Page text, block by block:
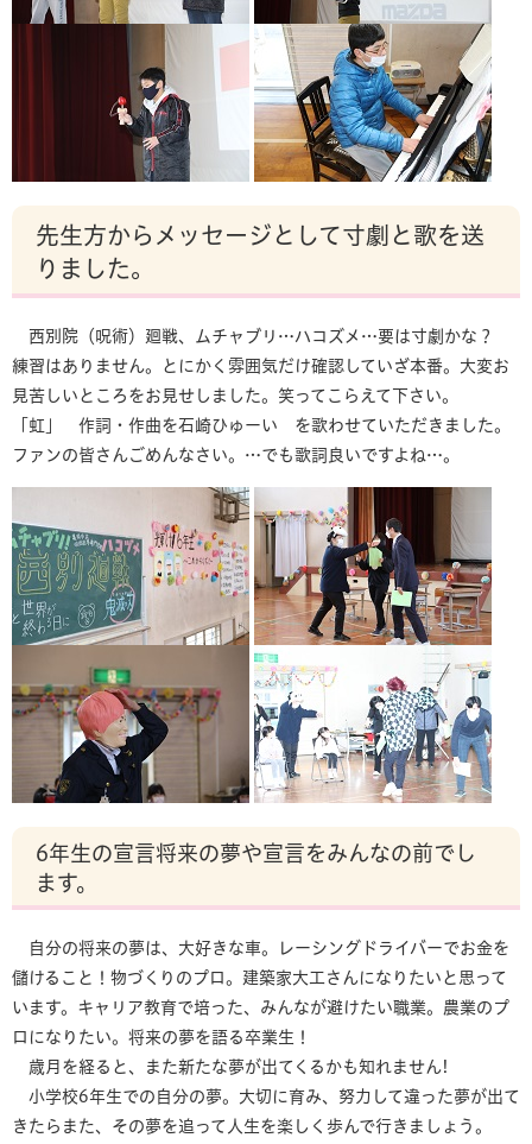
先生方からメッセージとして寸劇と歌を送
りました。
西別院（呪術）廻戦、ムチャブリ…ハコズメ…要は寸劇かな？
練習はありません。とにかく雰囲気だけ確認していざ本番。大変お
見苦しいところをお見せしました。笑ってこらえて下さい。
「虹」 作詞・作曲を石崎ひゅーい を歌わせていただきました。
ファンの皆さんごめんなさい。…でも歌詞良いですよね…。
6年生の宣言将来の夢や宣言をみんなの前でし
ます。
自分の将来の夢は、大好きな車。レーシングドライバーでお金を
儲けること！物づくりのプロ。建築家大工さんになりたいと思って
います。キャリア教育で培った、みんなが避けたい職業。農業のプ
ロになりたい。将来の夢を語る卒業生！
歳月を経ると、また新たな夢が出てくるかも知れません!
小学校6年生での自分の夢。大切に育み、努力して違った夢が出て
きたらまた、その夢を追って人生を楽しく歩んで行きましょう。